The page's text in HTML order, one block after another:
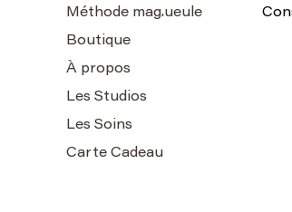
Méthode mag.ueule
Boutique
À propos
Les Studios
Les Soins
Carte Cadeau